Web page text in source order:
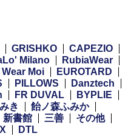
GRISHKO
CAPEZIO
Milano
RubiaWear
Wear Moi
EUROTARD
PILLOWS
Danztech
FR DUVAL
BYPLIE
き
飴ノ森ふみか
新書館 三善
その他
DTL